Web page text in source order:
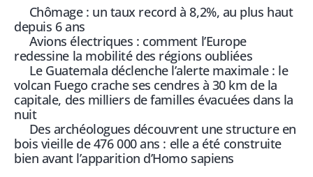
Chômage : un taux record à 8,2%, au plus haut
depuis 6 ans
Avions électriques : comment l’Europe
redessine la mobilité des régions oubliées
Le Guatemala déclenche l’alerte maximale : le
volcan Fuego crache ses cendres à 30 km de la
capitale, des milliers de familles évacuées dans la
nuit
Des archéologues découvrent une structure en
bois vieille de 476 000 ans : elle a été construite
bien avant l’apparition d’Homo sapiens